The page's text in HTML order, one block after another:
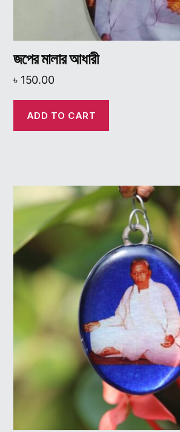
জপের মালার আধারী
৳ 150.00
ADD TO CART